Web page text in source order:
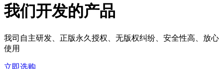
我们开发的产品
我司自主研发、正版永久授权、无版权纠纷、安全性高、放心
使用
立即选购